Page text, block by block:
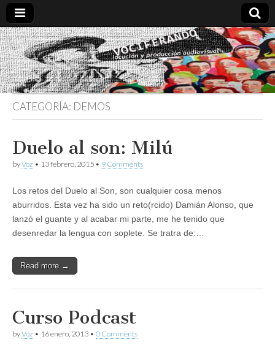
Vociferando
Comunicación,
Locucion y
Producción
Audiovisual
CATEGORÍA: DEMOS
Duelo al son: Milú
byVoz • 13 febrero, 2015 • 9 Comments
Los retos del Duelo al Son, son cualquier cosa menos
aburridos. Esta vez ha sido un reto(rcido) Damián Alonso, que
lanzó el guante y al acabar mi parte, me he tenido que
desenredar la lengua con soplete. Se tratra de:…
Read more →
Curso Podcast
byVoz • 16 enero, 2013 • 0 Comments